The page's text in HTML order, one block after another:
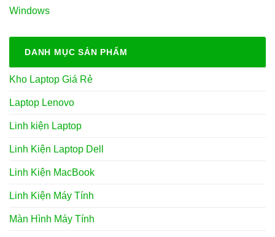
Windows
DANH MỤC SẢN PHẨM
Kho Laptop Giá Rẻ
Laptop Lenovo
Linh kiện Laptop
Linh Kiện Laptop Dell
Linh Kiện MacBook
Linh Kiện Máy Tính
Màn Hình Máy Tính